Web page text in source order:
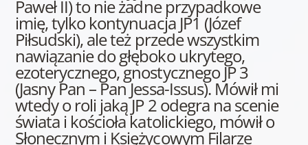
Paweł II) to nie żadne przypadkowe
imię, tylko kontynuacja JP1 (Józef
Piłsudski), ale też przede wszystkim
nawiązanie do głęboko ukrytego,
ezoterycznego, gnostycznego JP 3
(Jasny Pan – Pan Jessa-Issus). Mówił mi
wtedy o roli jaką JP 2 odegra na scenie
świata i kościoła katolickiego, mówił o
Słonecznym i Księżycowym Filarze